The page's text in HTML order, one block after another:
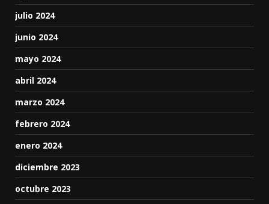
julio 2024
junio 2024
mayo 2024
abril 2024
marzo 2024
febrero 2024
enero 2024
diciembre 2023
octubre 2023